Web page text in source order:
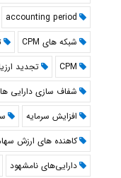
accounting period
شبکه های CPM
CPM
تجدید
شفاف سازی دارایی
افزایش سرمایه
کاهنده های ارزش
دارایی‌های نامشهود